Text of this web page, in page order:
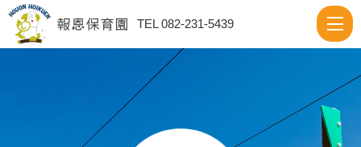
2
月
誕
TEL 082-231-5439